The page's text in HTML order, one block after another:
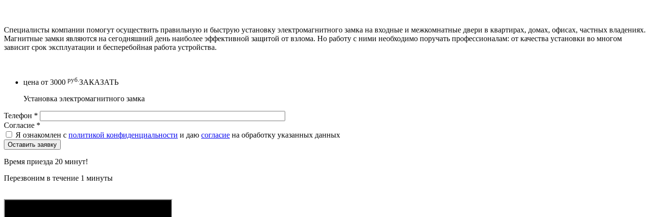
Специалисты компании помогут осуществить правильную и быструю установку электромагнитного замка на входные и межкомнатные двери в квартирах, домах, офисах, частных владениях.
Магнитные замки являются на сегодняшний день наиболее эффективной защитой от взлома. Но работу с ними необходимо поручать профессионалам: от качества установки во многом
зависит срок эксплуатации и бесперебойная работа устройства.
цена от 3000 руб. ЗАКАЗАТЬ
Установка электромагнитного замка
Телефон *
Согласие *
Я ознакомлен с политикой конфиденциальности и даю согласие на обработку указанных данных
Время приезда 20 минут!
Перезвоним в течение 1 минуты